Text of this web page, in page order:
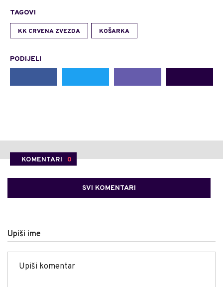
TAGOVI
KK CRVENA ZVEZDA KOŠARKA
PODIJELI
KOMENTARI 0
SVI KOMENTARI
Upiši ime